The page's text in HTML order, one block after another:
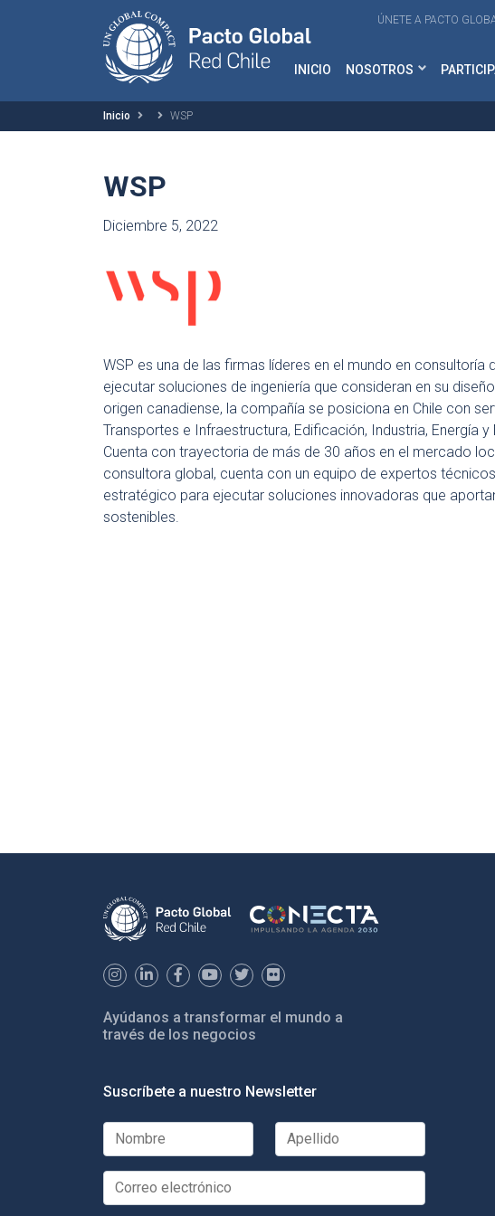
ÚNETE A PACTO
INICIO NOSOTROS
Inicio WSP
WSP
Diciembre 5, 2022
WSP es una de las firmas líderes en el mundo en
ejecutar soluciones de ingeniería que consideran en su
origen canadiense, la compañía se posiciona en Chile con
Transportes e Infraestructura, Edificación, Industria, Energía
Cuenta con trayectoria de más de 30 años en el mercado
consultora global, cuenta con un equipo de expertos
estratégico para ejecutar soluciones innovadoras que
sostenibles.
Ayúdanos a transformar el mundo a
través de los negocios
Suscríbete a nuestro Newsletter